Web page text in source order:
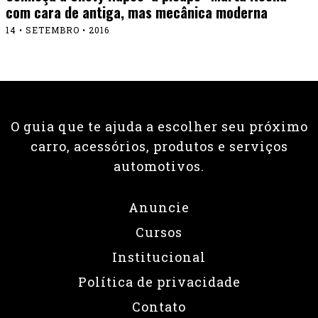
com cara de antiga, mas mecânica moderna
14 • SETEMBRO • 2016
O guia que te ajuda a escolher seu próximo
carro, acessórios, produtos e serviços
automotivos.
Anuncie
Cursos
Institucional
Política de privacidade
Contato